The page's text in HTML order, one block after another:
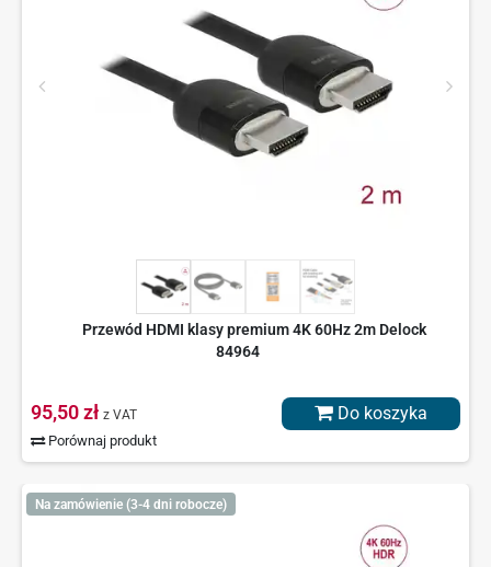
Przewód HDMI klasy premium 4K 60Hz 2m Delock
84964
95,50 zł z VAT
Porównaj produkt
Do koszyka
Na zamówienie (3-4 dni robocze)